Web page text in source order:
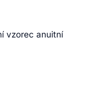
vzorec anuitní